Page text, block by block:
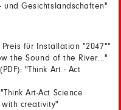
und Gesichtslandschaften"
Preis für Installation "2047""
the Sound of the River..."
"Think Art - Act
Art-Act Science
creativity"